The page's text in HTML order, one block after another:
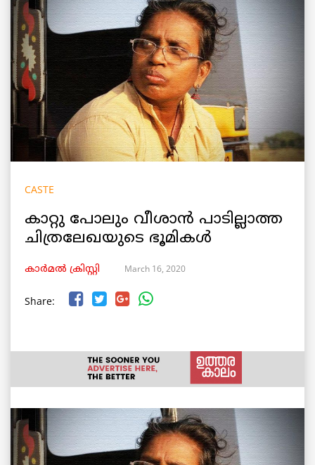
CASTE
കാറ്റു പോലും വീശാൻ പാടില്ലാത്ത
ചിത്രലേഖയുടെ ഭൂമികൾ
കാർമൽ ക്രിസ്റ്റി March 16, 2020
Share: